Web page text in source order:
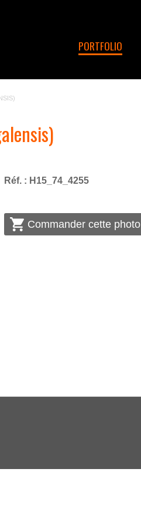
PORTFOLIO
Réf. : H15_74_4255
Commander cette photo